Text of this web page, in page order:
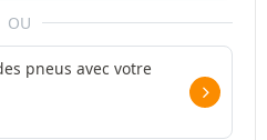
OU
pneus avec votre